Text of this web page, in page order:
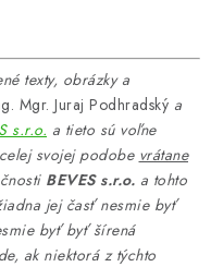
texty, obrázky a
Mgr. Juraj Podhradský a
s.r.o. a tieto sú voľne
svojej podobe vrátane
BEVES s.r.o. a tohto
jej časť nesmie byť
byť byť šírená
ak niektorá z týchto